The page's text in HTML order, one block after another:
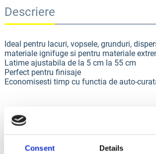
Consent Details
Descriere
Ideal pentru lacuri, vopsele, grunduri,
materiale ignifuge si pentru materiale
Latime ajustabila de la 5 cm la 55 cm
Perfect pentru finisaje
Economisesti timp cu functia de auto-
Produse Conexe